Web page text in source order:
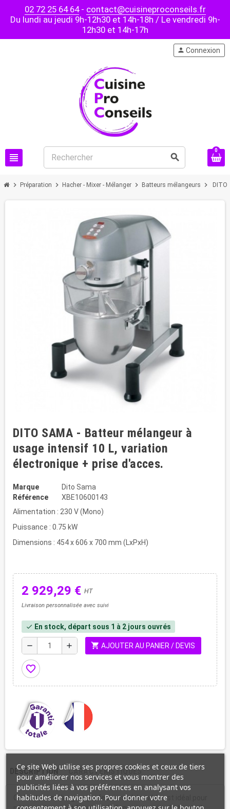
02 72 25 64 64- contact@cuisineproconseils.fr
Du lundi au jeudi 9h-12h30 et 14h-18h / Le vendredi 9h-
12h30 et 14h-17h
view_headline search
person Connexion
0
chevron_right Préparation chevron_right Hacher - Mixer - Mélanger chevron_right Batteurs mélangeurs chevron_right DITO
DITO SAMA - Batteur mélangeur à
usage intensif 10 L, variation
électronique + prise d'acces.
Marque
Dito Sama
Référence
XBE10600143
Alimentation : 230 V (Mono)
Puissance : 0.75 kW
Dimensions : 454 x 606 x 700 mm (LxPxH)
2 929,29 € HT
Livraison personnalisée avec suivi
check En stock, départ sous 1 à 2 jours ouvrés
remove add shopping_cart AJOUTER AU PANIER / DEVIS
favorite_border
DESCRIPTION CARACTÉRISTIQUES
Ce batteur mélangeur professionnel de table est idéal pour
Ce site Web utilise ses propres cookies et ceux de tiers
pour améliorer nos services et vous montrer des
publicités liées à vos préférences en analysant vos
habitudes de navigation. Pour donner votre